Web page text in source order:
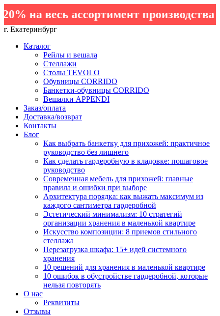
на весь ассортимент производства
г. Екатеринбург
Каталог
Рейлы и вешала
Стеллажи
Столы TEVOLO
Обувницы CORRIDO
Банкетки-обувницы CORRIDO
Вешалки APPENDI
Заказ/оплата
Доставка/возврат
Контакты
Блог
Как выбрать банкетку для прихожей: практичное
руководство без лишнего
Как сделать гардеробную в кладовке: пошаговое
руководство
Современная мебель для прихожей: главные
правила и ошибки при выборе
Архитектура порядка: как выжать максимум из
каждого сантиметра гардеробной
Эстетический минимализм: 10 стратегий
организации хранения в маленькой квартире
Искусство композиции: 8 приемов стильного
стеллажа
Перезагрузка шкафа: 15+ идей системного
хранения
10 решений для хранения в маленькой квартире
10 ошибок в обустройстве гардеробной, которые
нельзя повторять
О нас
Реквизиты
Отзывы